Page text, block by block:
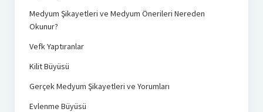
Medyum Şikayetleri ve Medyum Önerileri Nereden
Okunur?
Vefk Yaptıranlar
Kilit Büyüsü
Gerçek Medyum Şikayetleri ve Yorumları
Evlenme Büyüsü